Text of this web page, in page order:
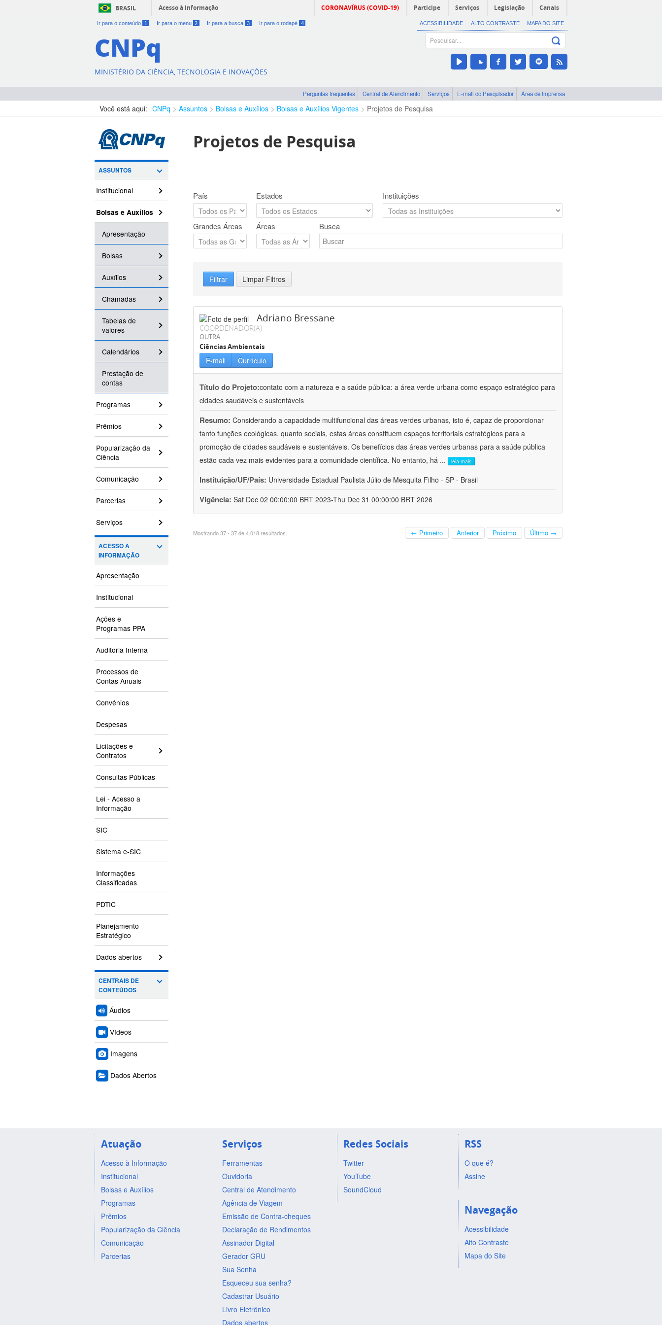
BRASIL Acesso à informação CORONAVÍRUS (COVID-19) Participe Serviços Legislação Canais
Ir para o conteúdo 1 Ir para o menu 2 Ir para a busca 3 Ir para o rodapé 4 ACESSIBILIDADE ALTO CONTRASTE MAPA DO SITE
CNPq
MINISTÉRIO DA CIÊNCIA, TECNOLOGIA E INOVAÇÕES
Perguntas frequentes Central de Atendimento Serviços E-mail do Pesquisador Área de imprensa
Você está aqui: CNPq Assuntos Bolsas e Auxílios Bolsas e Auxílios Vigentes Projetos de Pesquisa
ASSUNTOS
Institucional
Bolsas e Auxílios
Apresentação
Bolsas
Auxílios
Chamadas
Tabelas de
valores
Calendários
Prestação de
contas
Programas
Prêmios
Popularização da
Ciência
Comunicação
Parcerias
Serviços
ACESSO À
INFORMAÇÃO
Apresentação
Institucional
Ações e
Programas PPA
Auditoria Interna
Processos de
Contas Anuais
Convênios
Despesas
Licitações e
Contratos
Consultas Públicas
Lei - Acesso a
Informação
SIC
Sistema e-SIC
Informações
Classificadas
PDTIC
Planejamento
Estratégico
Dados abertos
CENTRAIS DE
CONTEÚDOS
Áudios
Vídeos
Imagens
Dados Abertos
Projetos de Pesquisa
País Estados Instituições
Grandes Áreas Áreas Busca
Filtrar Limpar Filtros
Adriano Bressane
COORDENADOR(A)
OUTRA
Ciências Ambientais
E-mail Currículo
Título do Projeto:contato com a natureza e a saúde pública: a área verde urbana como espaço estratégico para
cidades saudáveis e sustentáveis
Resumo: Considerando a capacidade multifuncional das áreas verdes urbanas, isto é, capaz de proporcionar
tanto funções ecológicas, quanto sociais, estas áreas constituem espaços territoriais estratégicos para a
promoção de cidades saudáveis e sustentáveis. Os benefícios das áreas verdes urbanas para a saúde pública
estão cada vez mais evidentes para a comunidade científica. No entanto, há ... leia mais
Instituição/UF/País: Universidade Estadual Paulista Júlio de Mesquita Filho - SP - Brasil
Vigência: Sat Dec 02 00:00:00 BRT 2023-Thu Dec 31 00:00:00 BRT 2026
Mostrando 37 - 37 de 4.018 resultados. ← Primeiro Anterior Próximo Último →
Atuação
Acesso à Informação
Institucional
Bolsas e Auxílios
Programas
Prêmios
Popularização da Ciência
Comunicação
Parcerias
Serviços
Ferramentas
Ouvidoria
Central de Atendimento
Agência de Viagem
Emissão de Contra-cheques
Declaração de Rendimentos
Assinador Digital
Gerador GRU
Sua Senha
Esqueceu sua senha?
Cadastrar Usuário
Livro Eletrônico
Dados abertos
Redes Sociais
Twitter
YouTube
SoundCloud
RSS
O que é?
Assine
Navegação
Acessibilidade
Alto Contraste
Mapa do Site